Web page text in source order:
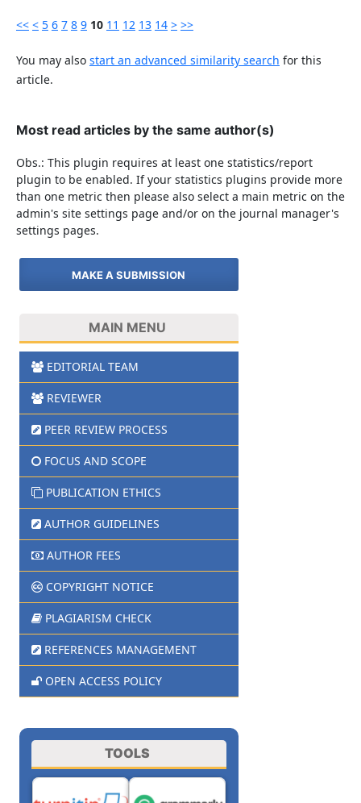
<< < 5 6 7 8 9 10 11 12 13 14 > >>
You may also start an advanced similarity search for this
article.
Most read articles by the same author(s)
Obs.: This plugin requires at least one statistics/report
plugin to be enabled. If your statistics plugins provide more
than one metric then please also select a main metric on the
admin's site settings page and/or on the journal manager's
settings pages.
MAKE A SUBMISSION
MAIN MENU
EDITORIAL TEAM
REVIEWER
PEER REVIEW PROCESS
FOCUS AND SCOPE
PUBLICATION ETHICS
AUTHOR GUIDELINES
AUTHOR FEES
COPYRIGHT NOTICE
PLAGIARISM CHECK
REFERENCES MANAGEMENT
OPEN ACCESS POLICY
TOOLS